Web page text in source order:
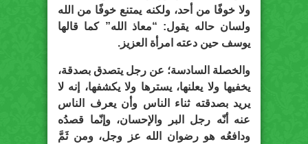
ولا خوفًا من أحد، ولكنه يمتنع خوفًا من الله
ولسان حاله يقول: “معاذ الله” كما قالها
يوسف حين دعته امرأة العزيز.
والخصلة السادسة؛ عن رجل يتصدق بصدقة،
يخفيها ولا يعلنها، يسترها ولا يكشفها، إنه لا
يريد بصدقته ثناء الناس وأن يعرف الناس
عنه أنّه رجل البر والإحسان، وإنّما قصدُه
ودافعُه هو رضوان الله عز وجل، ومن ثَمَّ